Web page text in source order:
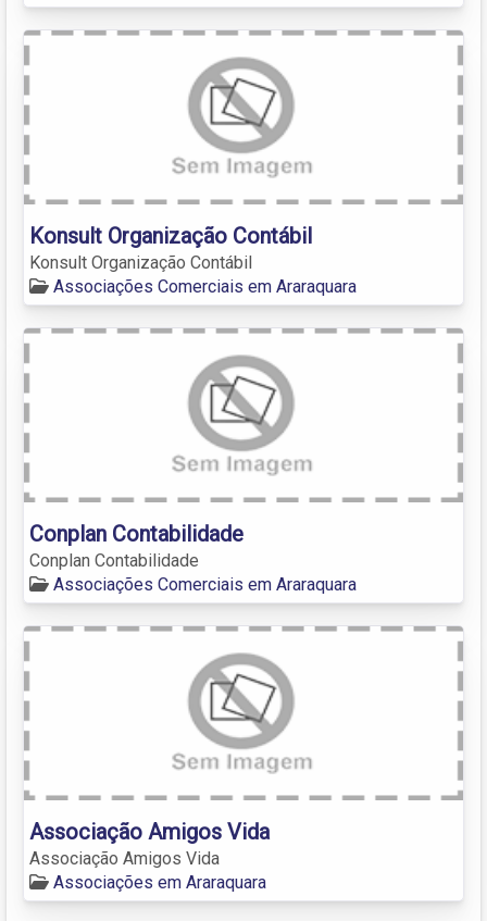
Konsult Organização Contábil
Konsult Organização Contábil
Associações Comerciais em Araraquara
Conplan Contabilidade
Conplan Contabilidade
Associações Comerciais em Araraquara
Associação Amigos Vida
Associação Amigos Vida
Associações em Araraquara